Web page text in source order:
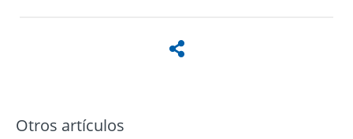
Otros artículos